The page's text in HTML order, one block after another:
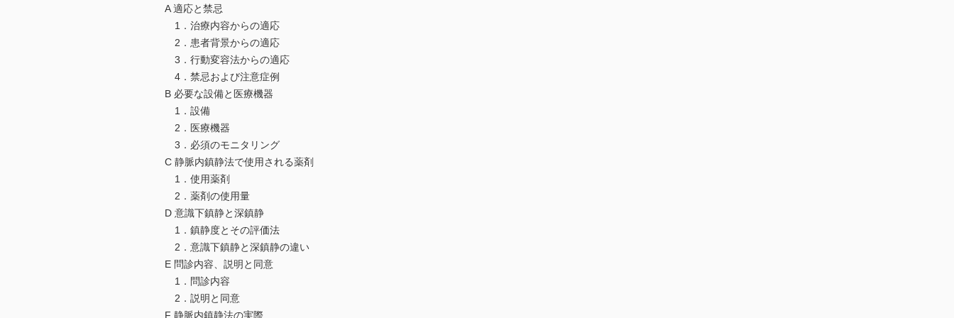
A 適応と禁忌
1．治療内容からの適応
2．患者背景からの適応
3．行動変容法からの適応
4．禁忌および注意症例
B 必要な設備と医療機器
1．設備
2．医療機器
3．必須のモニタリング
C 静脈内鎮静法で使用される薬剤
1．使用薬剤
2．薬剤の使用量
D 意識下鎮静と深鎮静
1．鎮静度とその評価法
2．意識下鎮静と深鎮静の違い
E 問診内容、説明と同意
1．問診内容
2．説明と同意
F 静脈内鎮静法の実際